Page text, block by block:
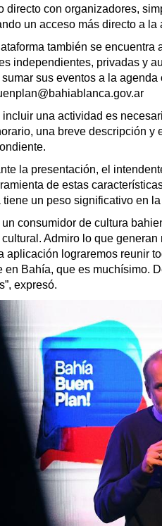
directo con organizadores,
un acceso más directo a la
también se
independientes, privadas y
sus eventos a la
incluir una actividad es
una breve descripción y
la presentación, el
de estas
tiene un peso significativo en
un consumidor de cultura
cultural. Admiro lo que
aplicación lograremos reunir
en Bahía, que es muchísimo.
expresó.